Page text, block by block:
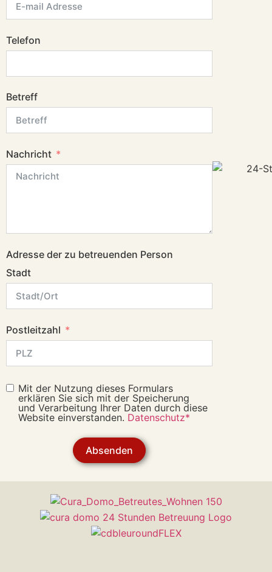
Telefon
Betreff
Nachricht
Adresse der zu betreuenden Person
Stadt
Postleitzahl
Mit der Nutzung dieses Formulars
erklären Sie sich mit der Speicherung
und Verarbeitung Ihrer Daten durch diese
Website einverstanden. Datenschutz*
Absenden